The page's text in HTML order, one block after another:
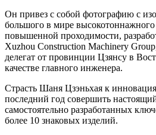
Он привез с собой фотографию с
большого в мире
повышенной проходимости,
Xuzhou Construction Machinery
делегат от провинции Цзянсу в
качестве главного инженера.
Страсть Шаня Цзэньхая к
последний год совершить
самостоятельно разработанных
более 10 знаковых изделий.